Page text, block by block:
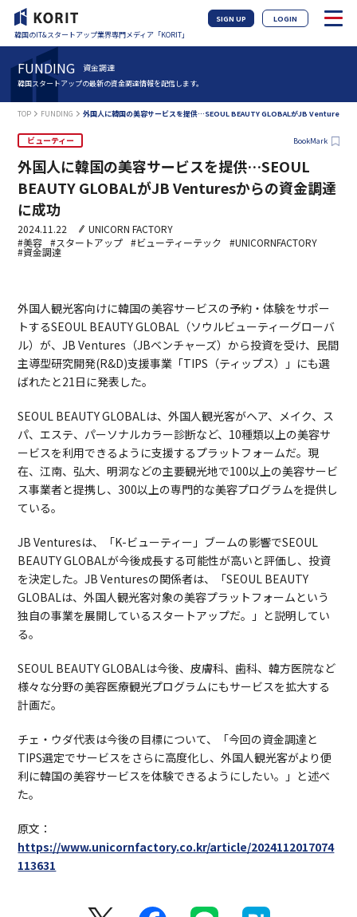
韓国のIT&スタートアップ業界専門メディア「KORIT」
SIGN UP LOGIN
FUNDING 資金調達
韓国スタートアップの最新の資金調達情報を配信します。
TOP FUNDING 外国人に韓国の美容サービスを提供…SEOUL BEAUTY GLOBALがJB Venturesか
ビューティー BookMark
外国人に韓国の美容サービスを提供…SEOUL
BEAUTY GLOBALがJB Venturesからの資金調達
に成功
2024.11.22
UNICORN FACTORY
#美容
#スタートアップ #ビューティーテック #UNICORNFACTORY
#資金調達
外国人観光客向けに韓国の美容サービスの予約・体験をサポー
トするSEOUL BEAUTY GLOBAL（ソウルビューティーグローバ
ル）が、JB Ventures（JBベンチャーズ）から投資を受け、民間
主導型研究開発(R&D)支援事業「TIPS（ティップス）」にも選
ばれたと21日に発表した。
SEOUL BEAUTY GLOBALは、外国人観光客がヘア、メイク、ス
パ、エステ、パーソナルカラー診断など、10種類以上の美容サ
ービスを利用できるように支援するプラットフォームだ。現
在、江南、弘大、明洞などの主要観光地で100以上の美容サービ
ス事業者と提携し、300以上の専門的な美容プログラムを提供し
ている。
JB Venturesは、「K-ビューティー」ブームの影響でSEOUL
BEAUTY GLOBALが今後成長する可能性が高いと評価し、投資
を決定した。JB Venturesの関係者は、「SEOUL BEAUTY
GLOBALは、外国人観光客対象の美容プラットフォームという
独自の事業を展開しているスタートアップだ。」と説明してい
る。
SEOUL BEAUTY GLOBALは今後、皮膚科、歯科、韓方医院など
様々な分野の美容医療観光プログラムにもサービスを拡大する
計画だ。
チェ・ウダ代表は今後の目標について、「今回の資金調達と
TIPS選定でサービスをさらに高度化し、外国人観光客がより便
利に韓国の美容サービスを体験できるようにしたい。」と述べ
た。
原文：
https://www.unicornfactory.co.kr/article/2024112017074
113631